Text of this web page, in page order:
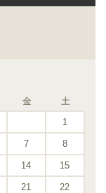
金
土
1
7 8
14 15
21 22